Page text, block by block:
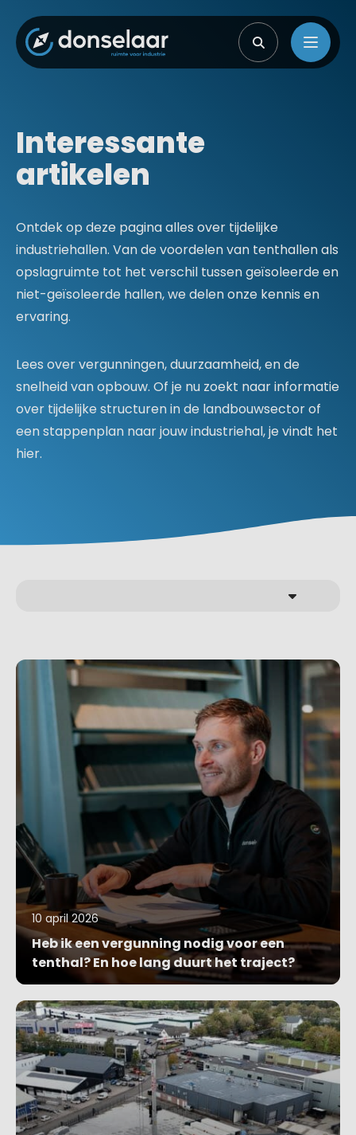
Interessante
artikelen
Ontdek op deze pagina alles over tijdelijke
industriehallen. Van de voordelen van tenthallen als
opslagruimte tot het verschil tussen geïsoleerde en
niet-geïsoleerde hallen, we delen onze kennis en
ervaring.
Lees over vergunningen, duurzaamheid, en de
snelheid van opbouw. Of je nu zoekt naar informatie
over tijdelijke structuren in de landbouwsector of
een stappenplan naar jouw industriehal, je vindt het
hier.
10 april 2026
Heb ik een vergunning nodig voor een
tenthal? En hoe lang duurt het traject?